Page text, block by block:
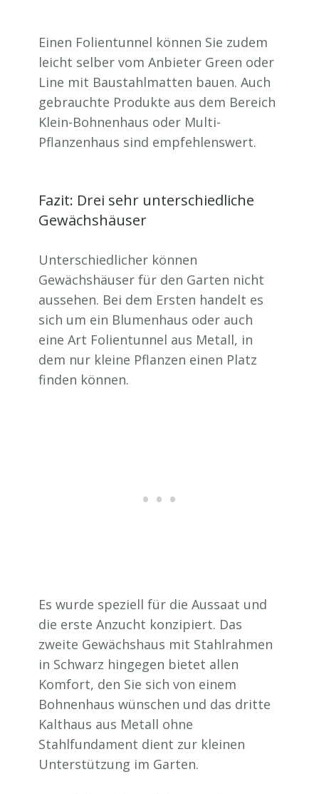
Einen Folientunnel können Sie zudem
leicht selber vom Anbieter Green oder
Line mit Baustahlmatten bauen. Auch
gebrauchte Produkte aus dem Bereich
Klein-Bohnenhaus oder Multi-
Pflanzenhaus sind empfehlenswert.
Fazit: Drei sehr unterschiedliche
Gewächshäuser
Unterschiedlicher können
Gewächshäuser für den Garten nicht
aussehen. Bei dem Ersten handelt es
sich um ein Blumenhaus oder auch
eine Art Folientunnel aus Metall, in
dem nur kleine Pflanzen einen Platz
finden können.
Es wurde speziell für die Aussaat und
die erste Anzucht konzipiert. Das
zweite Gewächshaus mit Stahlrahmen
in Schwarz hingegen bietet allen
Komfort, den Sie sich von einem
Bohnenhaus wünschen und das dritte
Kalthaus aus Metall ohne
Stahlfundament dient zur kleinen
Unterstützung im Garten.